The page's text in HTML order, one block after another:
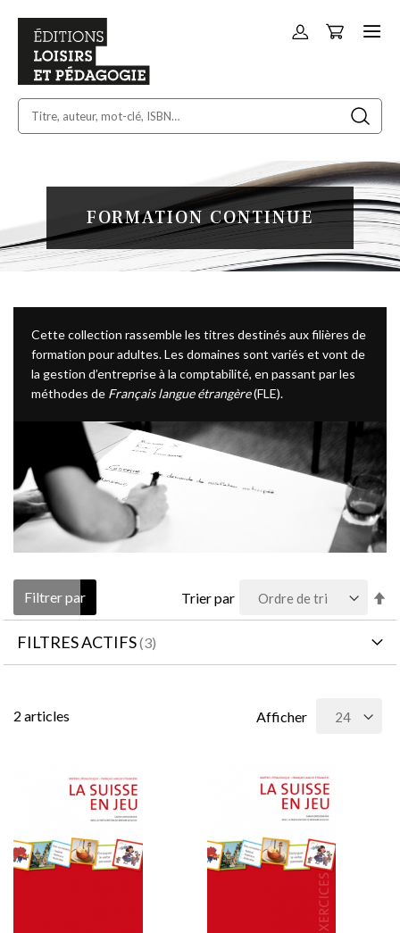
Allez
Panier
FORMATION CONTINUE
Cette collection rassemble les titres destinés aux filières de
formation pour adultes. Les domaines sont variés et vont de
la gestion d’entreprise à la comptabilité, en passant par les
méthodes de Français langue étrangère(FLE).
2 articles Afficher
Trier par
Filtrer par
FILTRES ACTIFS